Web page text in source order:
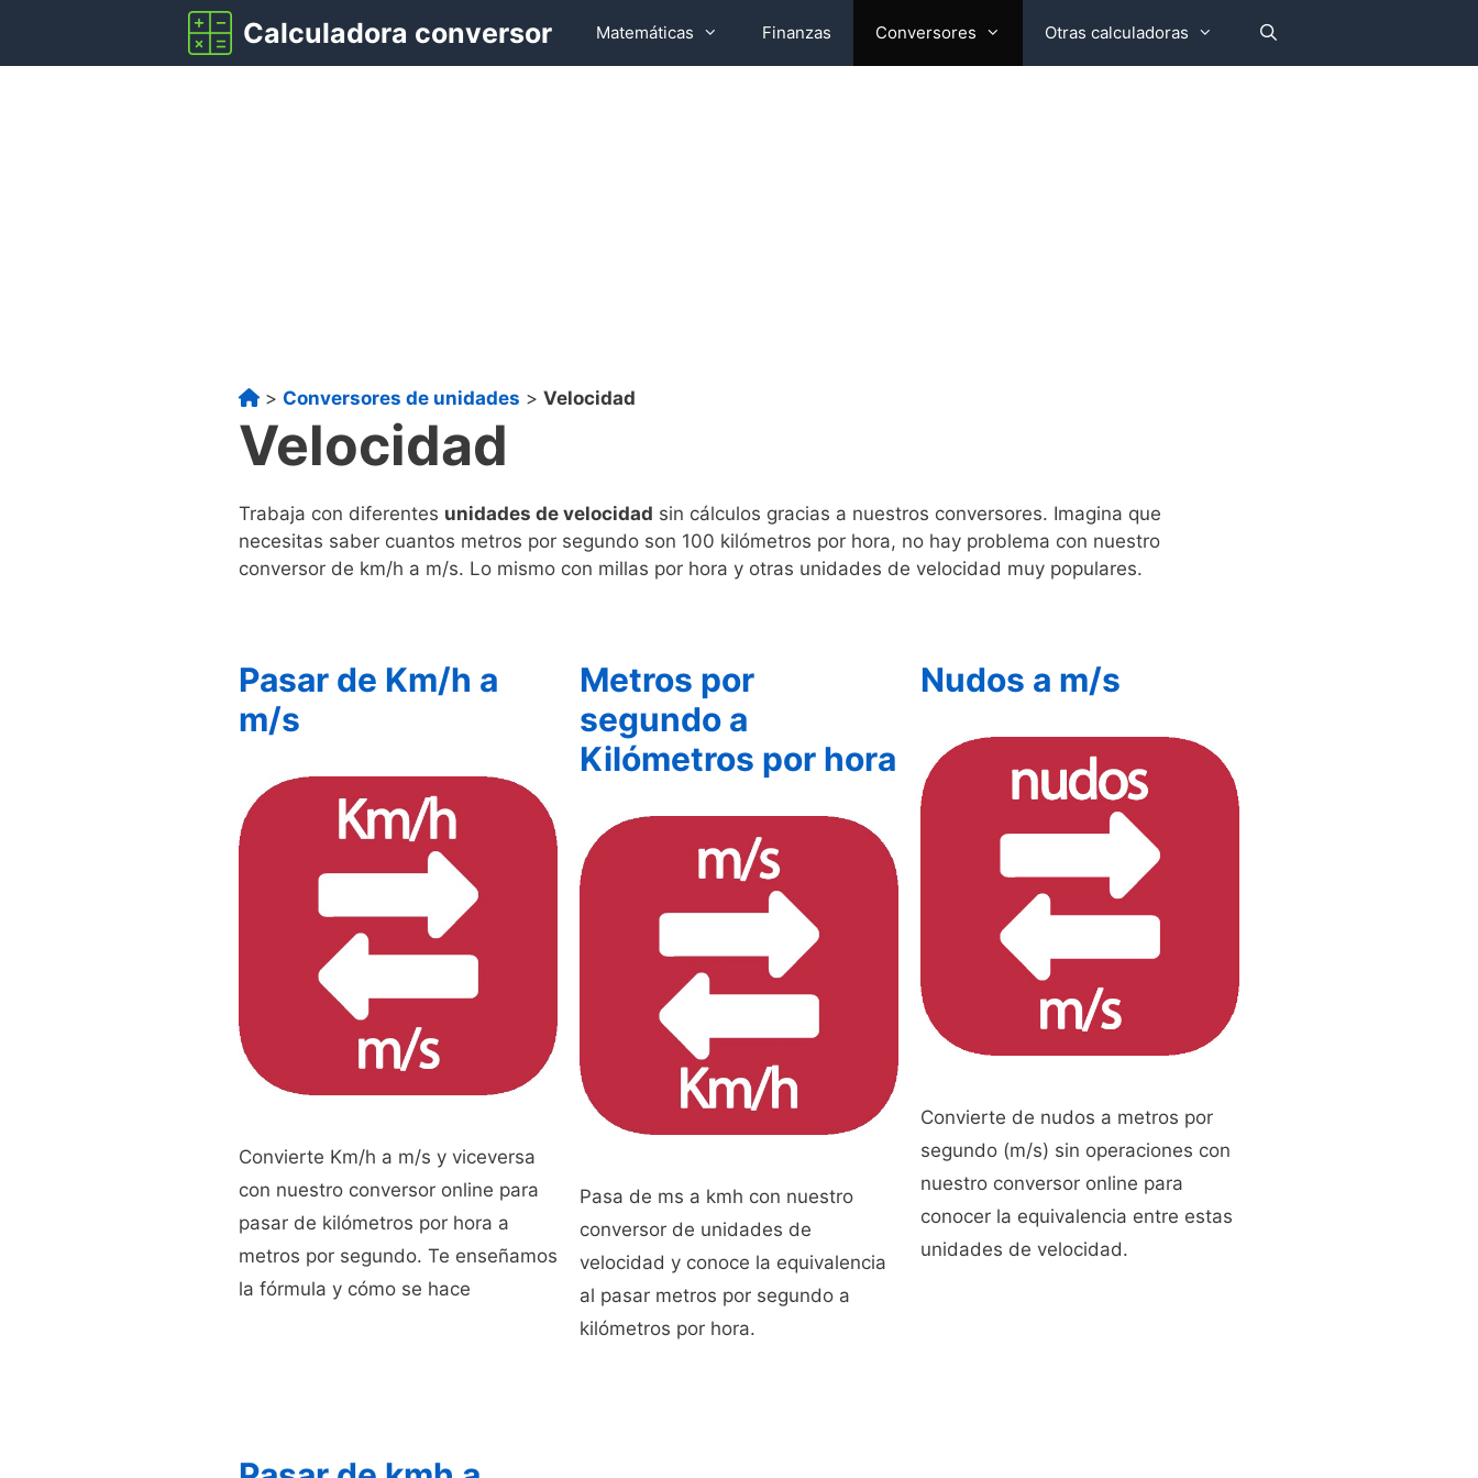
contenido
Calculadora conversor Matemáticas Finanzas Conversores Otras calculadoras
> Conversores de unidades > Velocidad
Velocidad
Trabaja con diferentes unidades de velocidad sin cálculos gracias a nuestros conversores. Imagina que
necesitas saber cuantos metros por segundo son 100 kilómetros por hora, no hay problema con nuestro
conversor de km/h a m/s. Lo mismo con millas por hora y otras unidades de velocidad muy populares.
Pasar de Km/h a
m/s
Convierte Km/h a m/s y viceversa
con nuestro conversor online para
pasar de kilómetros por hora a
metros por segundo. Te enseñamos
la fórmula y cómo se hace
Metros por
segundo a
Kilómetros por hora
Pasa de ms a kmh con nuestro
conversor de unidades de
velocidad y conoce la equivalencia
al pasar metros por segundo a
kilómetros por hora.
Nudos a m/s
Convierte de nudos a metros por
segundo (m/s) sin operaciones con
nuestro conversor online para
conocer la equivalencia entre estas
unidades de velocidad.